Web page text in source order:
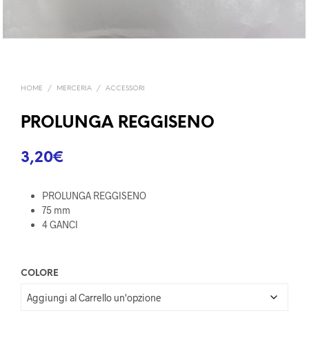
HOME / MERCERIA / ACCESSORI
PROLUNGA REGGISENO
3,20€
PROLUNGA REGGISENO
75 mm
4 GANCI
COLORE